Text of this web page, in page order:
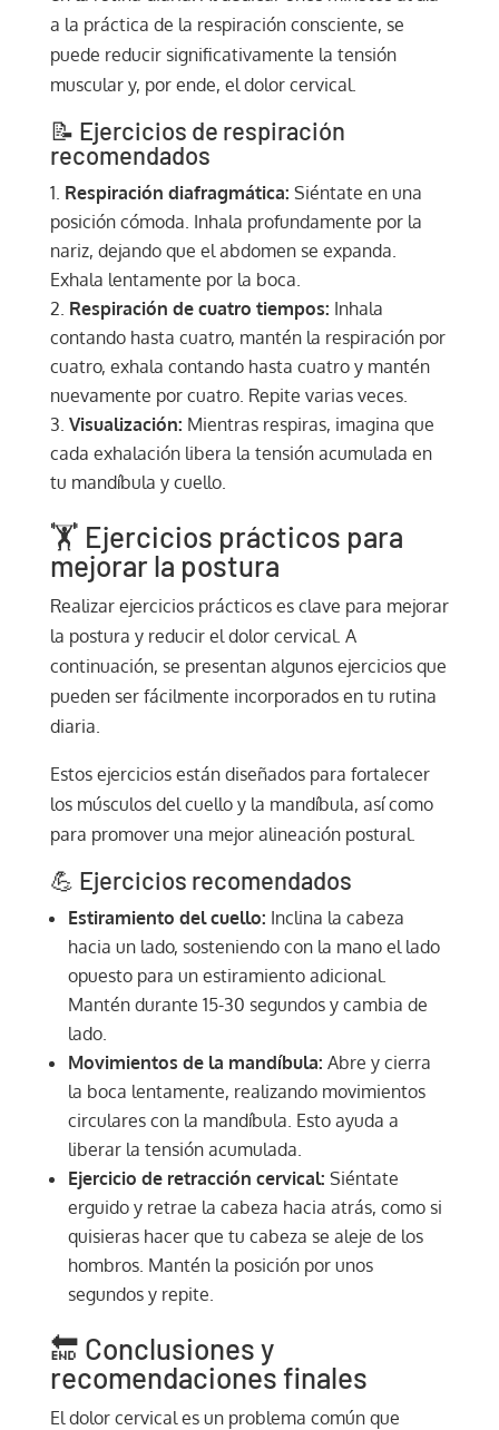
a la práctica de la respiración consciente, se
puede reducir significativamente la tensión
muscular y, por ende, el dolor cervical.
📝 Ejercicios de respiración
recomendados
Respiración diafragmática: Siéntate en una
posición cómoda. Inhala profundamente por la
nariz, dejando que el abdomen se expanda.
Exhala lentamente por la boca.
Respiración de cuatro tiempos: Inhala
contando hasta cuatro, mantén la respiración por
cuatro, exhala contando hasta cuatro y mantén
nuevamente por cuatro. Repite varias veces.
Visualización: Mientras respiras, imagina que
cada exhalación libera la tensión acumulada en
tu mandíbula y cuello.
🏋️ Ejercicios prácticos para
mejorar la postura
Realizar ejercicios prácticos es clave para mejorar
la postura y reducir el dolor cervical. A
continuación, se presentan algunos ejercicios que
pueden ser fácilmente incorporados en tu rutina
diaria.
Estos ejercicios están diseñados para fortalecer
los músculos del cuello y la mandíbula, así como
para promover una mejor alineación postural.
💪 Ejercicios recomendados
Estiramiento del cuello: Inclina la cabeza
hacia un lado, sosteniendo con la mano el lado
opuesto para un estiramiento adicional.
Mantén durante 15-30 segundos y cambia de
lado.
Movimientos de la mandíbula: Abre y cierra
la boca lentamente, realizando movimientos
circulares con la mandíbula. Esto ayuda a
liberar la tensión acumulada.
Ejercicio de retracción cervical: Siéntate
erguido y retrae la cabeza hacia atrás, como si
quisieras hacer que tu cabeza se aleje de los
hombros. Mantén la posición por unos
segundos y repite.
🔚 Conclusiones y
recomendaciones finales
El dolor cervical es un problema común que